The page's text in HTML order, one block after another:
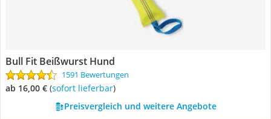
Bull Fit Beißwurst Hund
1591 Bewertungen
ab 16,00 € ( Sofort lieferbar)
Preisvergleich und weitere Angebote